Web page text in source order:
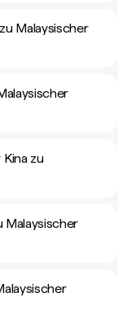
Malaysischer
zu
Malaysischer